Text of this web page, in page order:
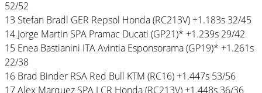
52/52
13 Stefan Bradl GER Repsol Honda (RC213V) +1.183s 32/45
14 Jorge Martin SPA Pramac Ducati (GP21)* +1.239s 29/42
15 Enea Bastianini ITA Avintia Esponsorama (GP19)* +1.261s
22/38
16 Brad Binder RSA Red Bull KTM (RC16) +1.447s 53/56
17 Alex Marquez SPA LCR Honda (RC213V) +1.448s 36/36